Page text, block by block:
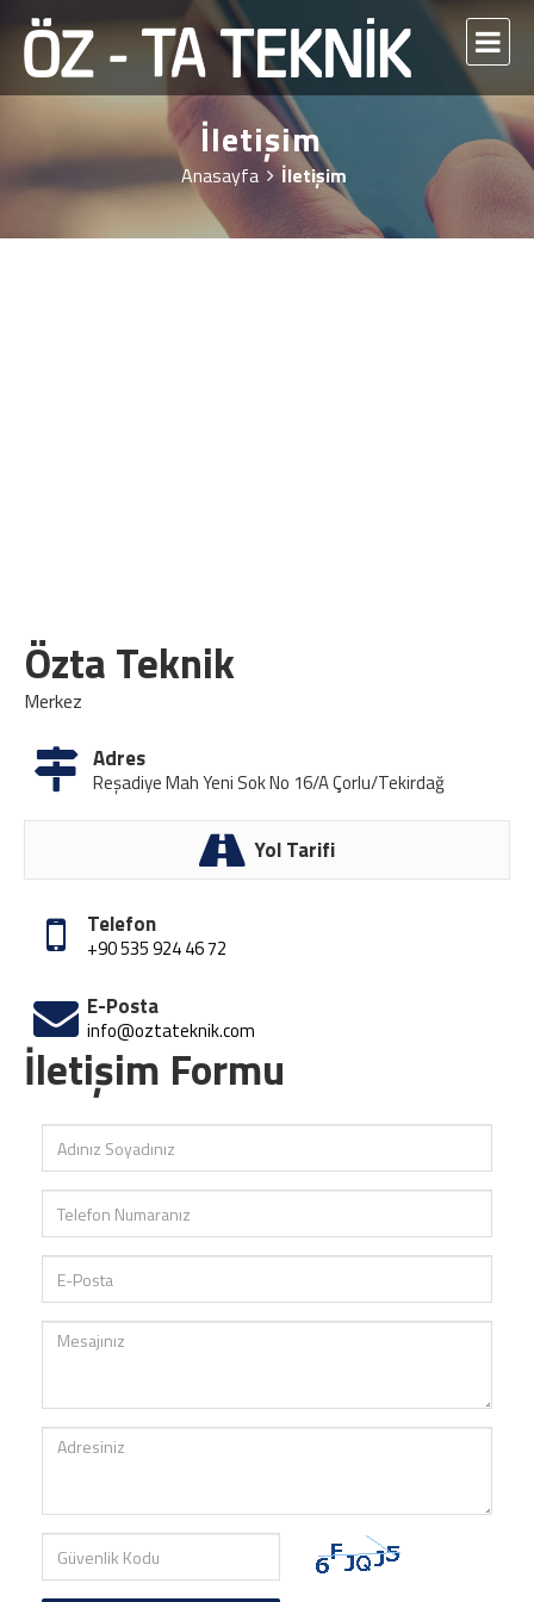
İletişim
Anasayfa İletişim
Özta Teknik
Merkez
Adres
Reşadiye Mah Yeni Sok No 16/A Çorlu/Tekirdağ
Yol Tarifi
Telefon
+90 535 924 46 72
E-Posta
info@oztateknik.com
İletişim Formu